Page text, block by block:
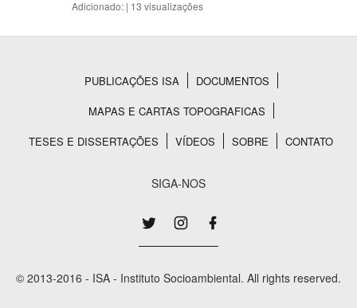
Adicionado: | 13 visualizações
Rodapé
PUBLICAÇÕES ISA
DOCUMENTOS
MAPAS E CARTAS TOPOGRAFICAS
TESES E DISSERTAÇÕES
VÍDEOS SOBRE CONTATO
SIGA-NOS
© 2013-2016 - ISA - Instituto Socioambiental. All rights reserved.